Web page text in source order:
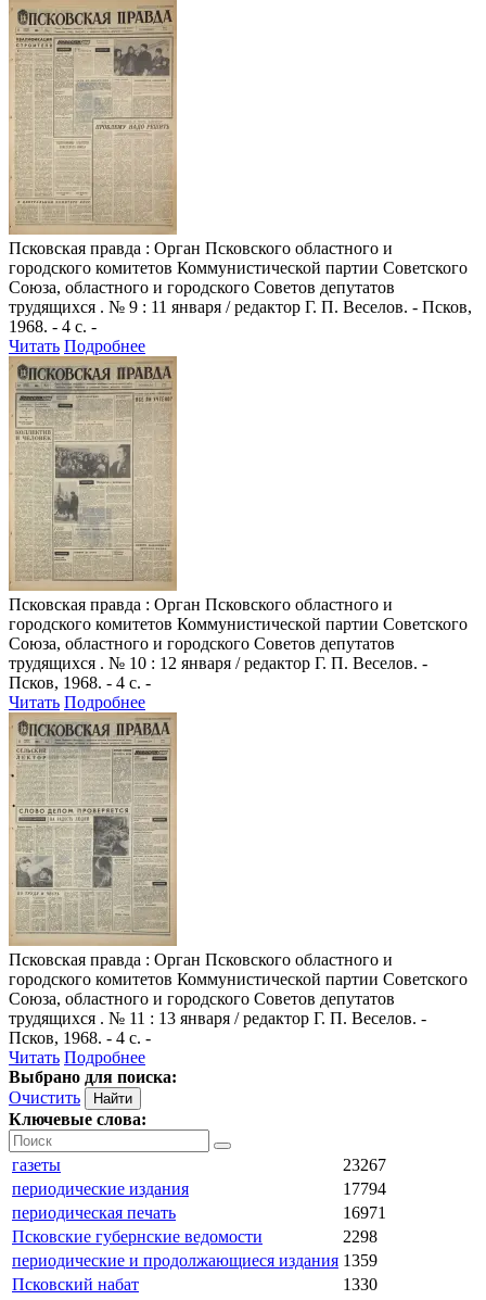
Псковская правда : Орган Псковского областного и
городского комитетов Коммунистической партии Советского
Союза, областного и городского Советов депутатов
трудящихся . № 9 : 11 января / редактор Г. П. Веселов. - Псков,
1968. - 4 с. -
Читать Подробнее
Псковская правда : Орган Псковского областного и
городского комитетов Коммунистической партии Советского
Союза, областного и городского Советов депутатов
трудящихся . № 10 : 12 января / редактор Г. П. Веселов. -
Псков, 1968. - 4 с. -
Читать Подробнее
Псковская правда : Орган Псковского областного и
городского комитетов Коммунистической партии Советского
Союза, областного и городского Советов депутатов
трудящихся . № 11 : 13 января / редактор Г. П. Веселов. -
Псков, 1968. - 4 с. -
Читать Подробнее
Выбрано для поиска:
Очистить
Ключевые слова:
газеты
23267
периодические издания
17794
периодическая печать
16971
Псковские губернские ведомости
2298
периодические и продолжающиеся издания 1359
Псковский набат
1330